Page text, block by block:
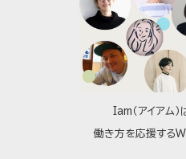
Iam（アイアム
働き方を応援する